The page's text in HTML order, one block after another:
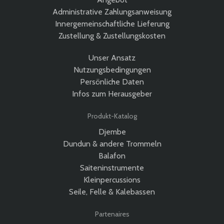
Administrative Zahlungsanweisung
Innergemeinschaftliche Lieferung
Zustellung & Zustellungskosten
Unser Ansatz
Nutzungsbedingungen
Persönliche Daten
Infos zum Herausgeber
Produkt-Katalog
Djembe
Dundun & andere Trommeln
Balafon
Saiteninstrumente
Kleinpercussions
Seile, Felle & Kalebassen
Partenaires